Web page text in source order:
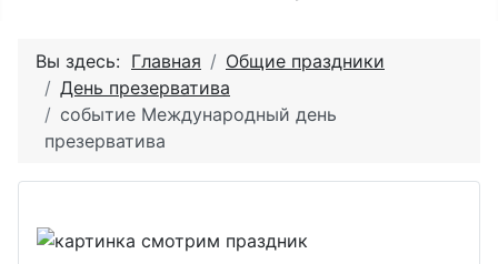
Вы здесь: Главная
Общие праздники
День презерватива
событие Международный день
презерватива